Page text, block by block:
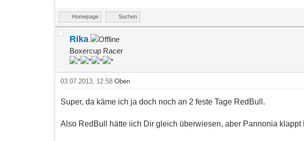
Homepage Suchen
Rika
Boxercup Racer
03.07.2013, 12:58Oben
Super, da käme ich ja doch noch an 2 feste Tage RedBull.
Also RedBull hätte iich Dir gleich überwiesen, aber Pannonia klappt